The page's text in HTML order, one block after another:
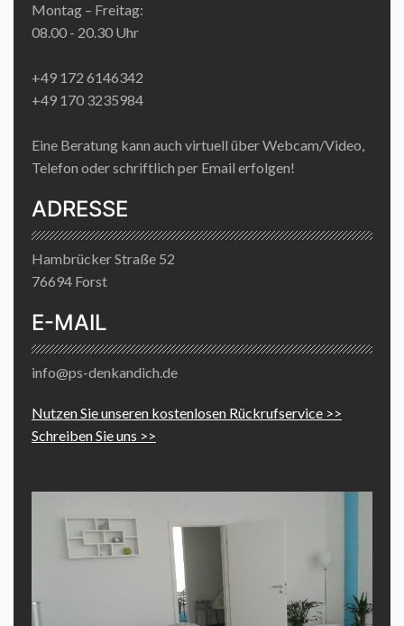
Montag – Freitag:
08.00 - 20.30 Uhr
+49 172 6146342
+49 170 3235984
Eine Beratung kann auch virtuell über Webcam/Video,
Telefon oder schriftlich per Email erfolgen!
ADRESSE
Hambrücker Straße 52
76694 Forst
E-MAIL
info@ps-denkandich.de
Nutzen Sie unseren kostenlosen Rückrufservice >>
Schreiben Sie uns >>